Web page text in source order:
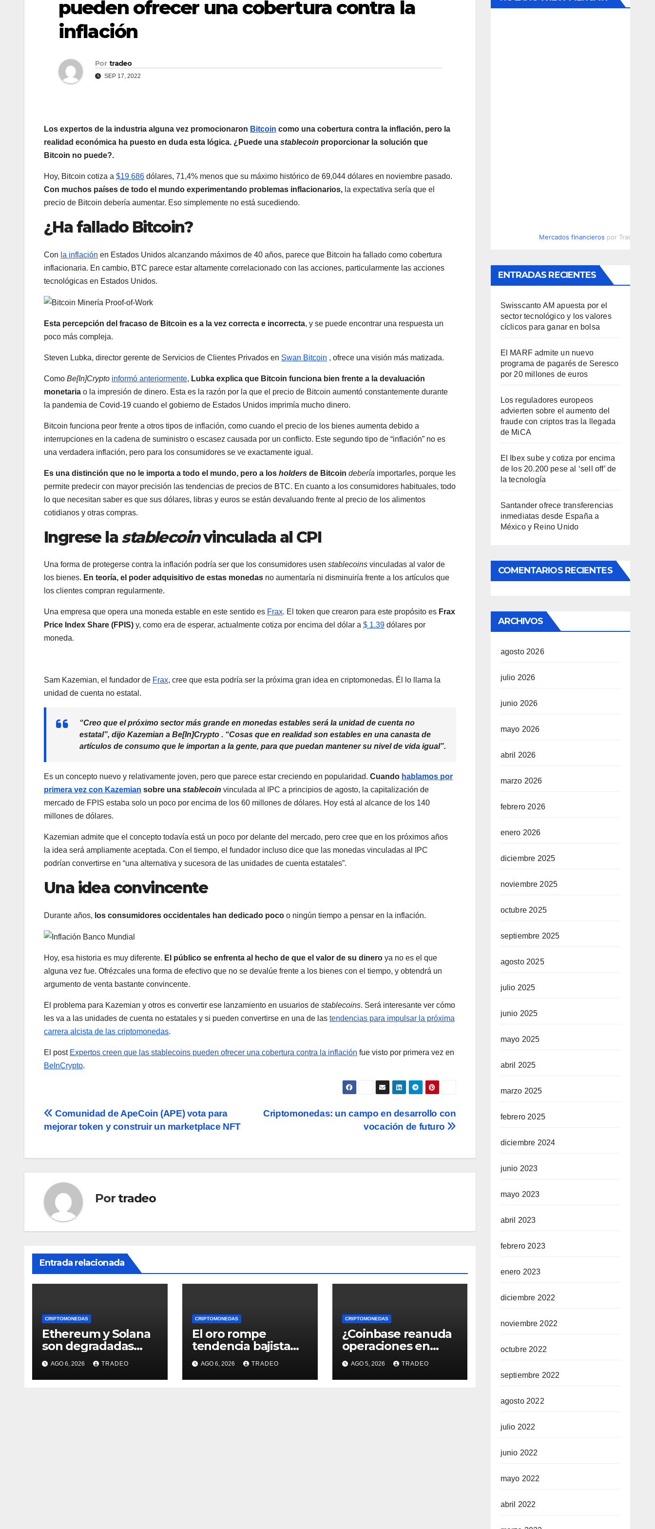
pueden ofrecer una cobertura contra la
inflación
Por tradeo
SEP 17, 2022
Los expertos de la industria alguna vez promocionaron Bitcoin como una cobertura contra la inflación, pero la
realidad económica ha puesto en duda esta lógica. ¿Puede una stablecoin proporcionar la solución que
Bitcoin no puede?.
Hoy, Bitcoin cotiza a $19 686 dólares, 71,4% menos que su máximo histórico de 69,044 dólares en noviembre pasado.
Con muchos países de todo el mundo experimentando problemas inflacionarios, la expectativa sería que el
precio de Bitcoin debería aumentar. Eso simplemente no está sucediendo.
¿Ha fallado Bitcoin?
Con la inflación en Estados Unidos alcanzando máximos de 40 años, parece que Bitcoin ha fallado como cobertura
inflacionaria. En cambio, BTC parece estar altamente correlacionado con las acciones, particularmente las acciones
tecnológicas en Estados Unidos.
Esta percepción del fracaso de Bitcoin es a la vez correcta e incorrecta, y se puede encontrar una respuesta un
poco más compleja.
Steven Lubka, director gerente de Servicios de Clientes Privados en Swan Bitcoin , ofrece una visión más matizada.
Como Be[In]Crypto informó anteriormente, Lubka explica que Bitcoin funciona bien frente a la devaluación
monetaria o la impresión de dinero. Esta es la razón por la que el precio de Bitcoin aumentó constantemente durante
la pandemia de Covid-19 cuando el gobierno de Estados Unidos imprimía mucho dinero.
Bitcoin funciona peor frente a otros tipos de inflación, como cuando el precio de los bienes aumenta debido a
interrupciones en la cadena de suministro o escasez causada por un conflicto. Este segundo tipo de “inflación” no es
una verdadera inflación, pero para los consumidores se ve exactamente igual.
Es una distinción que no le importa a todo el mundo, pero a los holders de Bitcoin debería importarles, porque les
permite predecir con mayor precisión las tendencias de precios de BTC. En cuanto a los consumidores habituales, todo
lo que necesitan saber es que sus dólares, libras y euros se están devaluando frente al precio de los alimentos
cotidianos y otras compras.
Ingrese lastablecoinvinculada al CPI
Una forma de protegerse contra la inflación podría ser que los consumidores usen stablecoins vinculadas al valor de
los bienes. En teoría, el poder adquisitivo de estas monedas no aumentaría ni disminuiría frente a los artículos que
los clientes compran regularmente.
Una empresa que opera una moneda estable en este sentido es Frax. El token que crearon para este propósito es Frax
Price Index Share (FPIS) y, como era de esperar, actualmente cotiza por encima del dólar a $ 1.39 dólares por
moneda.
Sam Kazemian, el fundador de Frax, cree que esta podría ser la próxima gran idea en criptomonedas. Él lo llama la
unidad de cuenta no estatal.
“Creo que el próximo sector más grande en monedas estables será la unidad de cuenta no
estatal”, dijo Kazemian a Be[In]Crypto . “Cosas que en realidad son estables en una canasta de
artículos de consumo que le importan a la gente, para que puedan mantener su nivel de vida igual”.
Es un concepto nuevo y relativamente joven, pero que parece estar creciendo en popularidad. Cuando hablamos por
primera vez con Kazemian sobre una stablecoin vinculada al IPC a principios de agosto, la capitalización de
mercado de FPIS estaba solo un poco por encima de los 60 millones de dólares. Hoy está al alcance de los 140
millones de dólares.
Kazemian admite que el concepto todavía está un poco por delante del mercado, pero cree que en los próximos años
la idea será ampliamente aceptada. Con el tiempo, el fundador incluso dice que las monedas vinculadas al IPC
podrían convertirse en “una alternativa y sucesora de las unidades de cuenta estatales”.
Una idea convincente
Durante años, los consumidores occidentales han dedicado poco o ningún tiempo a pensar en la inflación.
Hoy, esa historia es muy diferente. El público se enfrenta al hecho de que el valor de su dinero ya no es el que
alguna vez fue. Ofrézcales una forma de efectivo que no se devalúe frente a los bienes con el tiempo, y obtendrá un
argumento de venta bastante convincente.
El problema para Kazemian y otros es convertir ese lanzamiento en usuarios de stablecoins. Será interesante ver cómo
les va a las unidades de cuenta no estatales y si pueden convertirse en una de las tendencias para impulsar la próxima
carrera alcista de las criptomonedas.
El post Expertos creen que las stablecoins pueden ofrecer una cobertura contra la inflación fue visto por primera vez en
BeInCrypto.
Navegación
de
entradas
Criptomonedas: un campo en desarrollo con
vocación de futuro
Comunidad de ApeCoin (APE) vota para
mejorar token y construir un marketplace NFT
Por tradeo
Entrada relacionada
CRIPTOMONEDAS
Ethereum y Solana
son degradadas
dentro del fondo de
Grayscale
AGO 6, 2026 TRADEO
CRIPTOMONEDAS
El oro rompe
tendencia bajista
que comenzó en
enero de 2026,
¿qué sigue?
AGO 6, 2026 TRADEO
CRIPTOMONEDAS
¿Coinbase reanuda
operaciones en
Venezuela? Post
críptico enciende el
debate
AGO 5, 2026 TRADEO
Mercados financieros por
ENTRADAS RECIENTES
Swisscanto AM apuesta por el
sector tecnológico y los valores
cíclicos para ganar en bolsa
El MARF admite un nuevo
programa de pagarés de Seresco
por 20 millones de euros
Los reguladores europeos
advierten sobre el aumento del
fraude con criptos tras la llegada
de MiCA
El Ibex sube y cotiza por encima
de los 20.200 pese al ‘sell off’ de
la tecnología
Santander ofrece transferencias
inmediatas desde España a
México y Reino Unido
COMENTARIOS RECIENTES
ARCHIVOS
agosto 2026
julio 2026
junio 2026
mayo 2026
abril 2026
marzo 2026
febrero 2026
enero 2026
diciembre 2025
noviembre 2025
octubre 2025
septiembre 2025
agosto 2025
julio 2025
junio 2025
mayo 2025
abril 2025
marzo 2025
febrero 2025
diciembre 2024
junio 2023
mayo 2023
abril 2023
febrero 2023
enero 2023
diciembre 2022
noviembre 2022
octubre 2022
septiembre 2022
agosto 2022
julio 2022
junio 2022
mayo 2022
abril 2022